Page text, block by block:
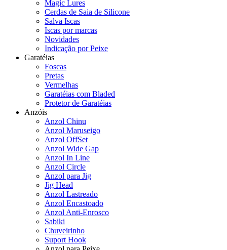
Magic Lures
Cerdas de Saia de Silicone
Salva Iscas
Iscas por marcas
Novidades
Indicação por Peixe
Garatéias
Foscas
Pretas
Vermelhas
Garatéias com Bladed
Protetor de Garatéias
Anzóis
Anzol Chinu
Anzol Maruseigo
Anzol OffSet
Anzol Wide Gap
Anzol In Line
Anzol Circle
Anzol para Jig
Jig Head
Anzol Lastreado
Anzol Encastoado
Anzol Anti-Enrosco
Sabiki
Chuveirinho
Suport Hook